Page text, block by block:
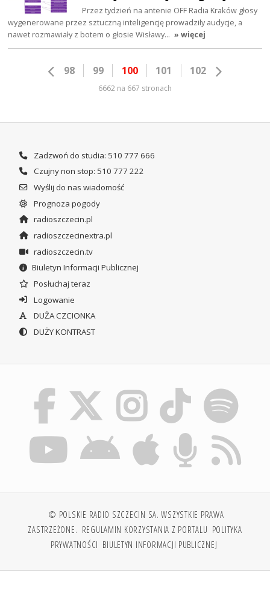
Przez tydzień na antenie OFF Radia Kraków głosy
wygenerowane przez sztuczną inteligencję prowadziły audycje, a
nawet rozmawiały z botem o głosie Wisławy… » więcej
98 99 100 101 102
6662 na 667 stronach
Zadzwoń do studia: 510 777 666
Czujny non stop: 510 777 222
Wyślij do nas wiadomość
Prognoza pogody
radioszczecin.pl
radioszczecinextra.pl
radioszczecin.tv
Biuletyn Informacji Publicznej
Posłuchaj teraz
Logowanie
DUŻA CZCIONKA
DUŻY KONTRAST
© POLSKIE RADIO SZCZECIN SA. WSZYSTKIE PRAWA
ZASTRZEŻONE. REGULAMIN KORZYSTANIA Z PORTALU POLITYKA
PRYWATNOŚCI BIULETYN INFORMACJI PUBLICZNEJ